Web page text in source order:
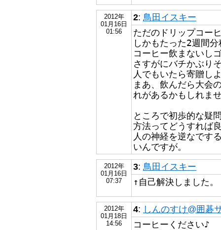
2012年
01月16日
01:56
2: 鳥田イスキー
ただのドリップコー
しかもたった2週間
コーヒー飲まないし
さすがにバチかぶり
人でもいたら寄贈し
まあ、飲んだら大会
れがあるかもしれま
ところで初歩的な疑
方法ってどうすれば
人の神経を逆なです
いんですが。
2012年
01月16日
07:37
3: 鳥田イスキー
↑自己解決しました。
2012年
01月18日
14:56
4: しんのすけ@囲碁
コーヒーください♪